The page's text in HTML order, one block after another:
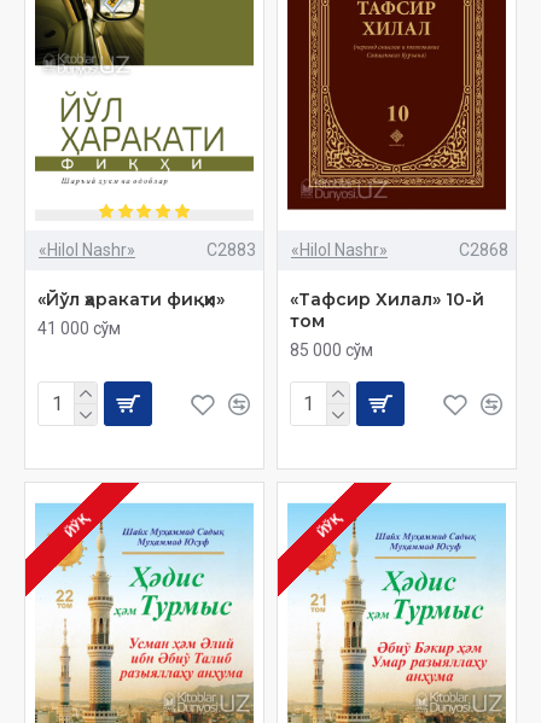
«Hilol Nashr» C2883
«Йўл ҳаракати фиқҳи»
41 000 сўм
«Hilol Nashr» C2868
«Тафсир Хилал» 10-й
том
85 000 сўм
ЙЎҚ ЙЎҚ